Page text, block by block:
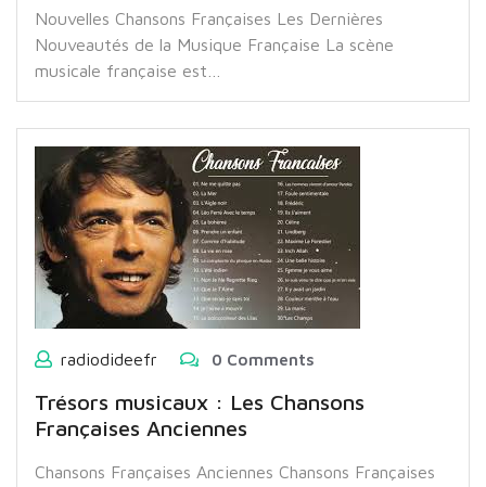
Nouvelles Chansons Françaises Les Dernières
Nouveautés de la Musique Française La scène
musicale française est…
radiodideefr 0 Comments
Trésors musicaux : Les Chansons
Françaises Anciennes
Chansons Françaises Anciennes Chansons Françaises